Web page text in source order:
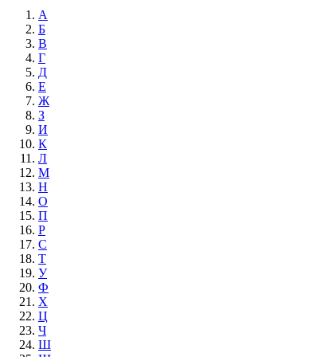
А
Б
В
Г
Д
Е
Ж
З
И
К
Л
М
Н
О
П
Р
С
Т
У
Ф
Х
Ц
Ч
Ш